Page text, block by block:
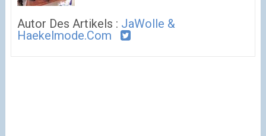
Autor Des Artikels : JaWolle &
Haekelmode.com